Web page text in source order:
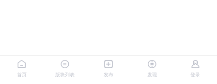
首页 版块列表 发布 发现 登录